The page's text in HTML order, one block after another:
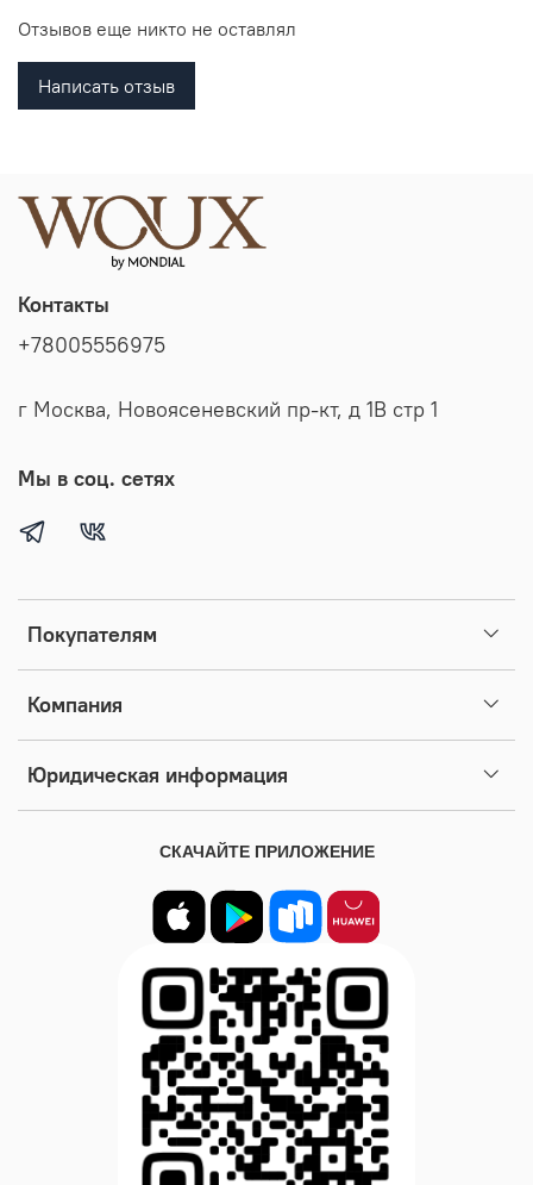
Отзывов еще никто не оставлял
Написать отзыв
Покупателям
Компания
Юридическая информация
Контакты
+78005556975
г Москва, Новоясеневский пр-кт, д 1В стр 1
Мы в соц. сетях
СКАЧАЙТЕ ПРИЛОЖЕНИЕ